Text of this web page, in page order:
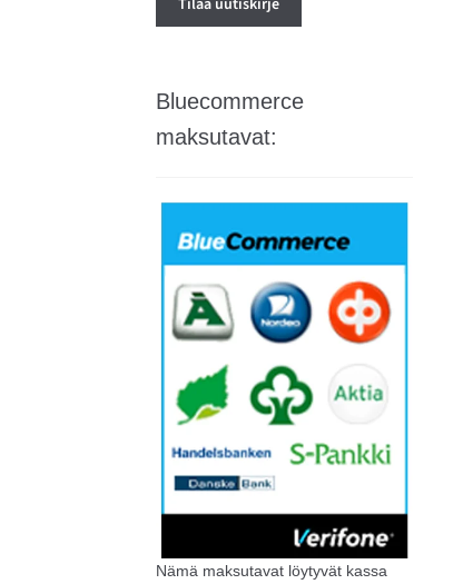
Bluecommerce
maksutavat:
Nämä maksutavat löytyvät kassa